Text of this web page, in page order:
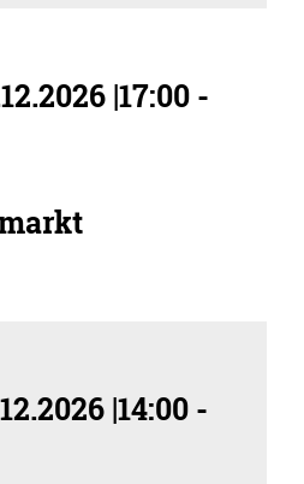
|17:00 -
|14:00 -